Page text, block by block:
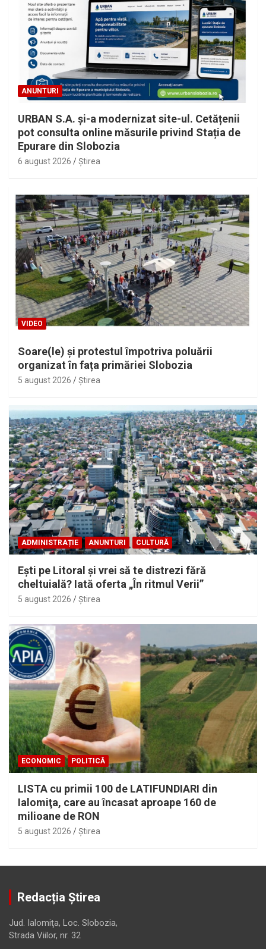
ANUNTURI
URBAN S.A. și-a modernizat site-ul. Cetățenii
pot consulta online măsurile privind Stația de
Epurare din Slobozia
6 august 2026 Ştirea
VIDEO
Soare(le) și protestul împotriva poluării
organizat în fața primăriei Slobozia
5 august 2026 Ştirea
ADMINISTRAȚIE ANUNTURI CULTURĂ
Eşti pe Litoral şi vrei să te distrezi fără
cheltuială? Iată oferta „În ritmul Verii”
5 august 2026 Ştirea
ECONOMIC POLITICĂ
LISTA cu primii 100 de LATIFUNDIARI din
Ialomiţa, care au încasat aproape 160 de
milioane de RON
5 august 2026 Ştirea
Redacția Știrea
Jud. Ialomiţa, Loc. Slobozia,
Strada Viilor, nr. 32